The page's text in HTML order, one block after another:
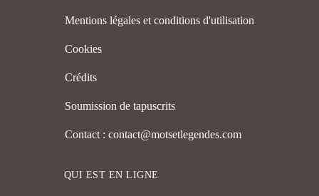
Mentions légales et conditions d'utilisation
Cookies
Crédits
Soumission de tapuscrits
Contact : contact@motsetlegendes.com
QUI EST EN LIGNE